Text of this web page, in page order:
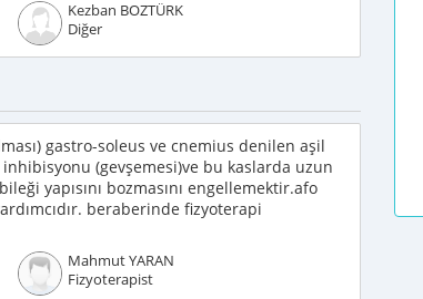
Kezban BOZTÜRK
Diğer
gastro-soleus ve cnemius denilen aşil
(gevşemesi)ve bu kaslarda uzun
yapısını bozmasını engellemektir.afo
beraberinde fizyoterapi
Mahmut YARAN
Fizyoterapist